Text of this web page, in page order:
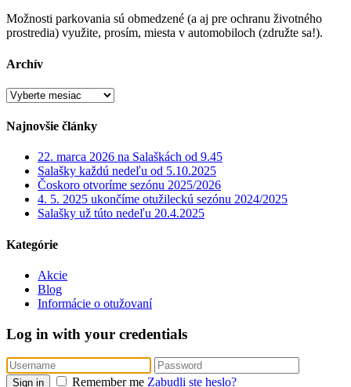
Možnosti parkovania sú obmedzené (a aj pre ochranu životného
prostredia) využite, prosím, miesta v automobiloch (združte sa!).
Archív
Archív
Najnovšie články
22. marca 2026 na Salaškách od 9.45
Salašky každú nedeľu od 5.10.2025
Čoskoro otvoríme sezónu 2025/2026
4. 5. 2025 ukončíme otužileckú sezónu 2024/2025
Salašky už túto nedeľu 20.4.2025
Kategórie
Akcie
Blog
Informácie o otužovaní
Log in with your credentials
Sign in Remember me Zabudli ste heslo?